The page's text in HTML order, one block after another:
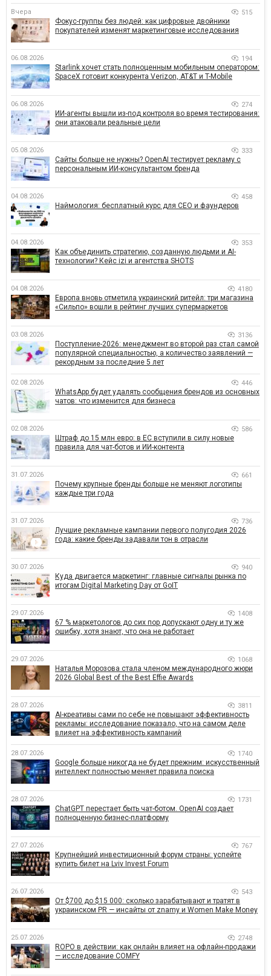
Вчера 515
Фокус-группы без людей: как цифровые двойники
покупателей изменят маркетинговые исследования
06.08.2026 194
Starlink хочет стать полноценным мобильным оператором:
SpaceX готовит конкурента Verizon, AT&T и T-Mobile
06.08.2026 274
ИИ-агенты вышли из-под контроля во время тестирования:
они атаковали реальные цели
05.08.2026 333
Сайты больше не нужны? OpenAI тестирует рекламу с
персональным ИИ-консультантом бренда
04.08.2026 458
Наймология: бесплатный курс для CEO и фаундеров
04.08.2026 353
Как объединить стратегию, созданную людьми и AI-
технологии? Кейс izi и агентства SHOTS
04.08.2026 4180
Европа вновь отметила украинский ритейл: три магазина
«Сильпо» вошли в рейтинг лучших супермаркетов
03.08.2026 3136
Поступление-2026: менеджмент во второй раз стал самой
популярной специальностью, а количество заявлений —
рекордным за последние 5 лет
02.08.2026 446
WhatsApp будет удалять сообщения брендов из основных
чатов: что изменится для бизнеса
02.08.2026 586
Штраф до 15 млн евро: в ЕС вступили в силу новые
правила для чат-ботов и ИИ-контента
31.07.2026 661
Почему крупные бренды больше не меняют логотипы
каждые три года
31.07.2026 736
Лучшие рекламные кампании первого полугодия 2026
года: какие бренды задавали тон в отрасли
30.07.2026 940
Куда двигается маркетинг: главные сигналы рынка по
итогам Digital Marketing Day от GoIT
29.07.2026 1408
67 % маркетологов до сих пор допускают одну и ту же
ошибку, хотя знают, что она не работает
29.07.2026 1068
Наталья Морозова стала членом международного жюри
2026 Global Best of the Best Effie Awards
28.07.2026 3811
AI-креативы сами по себе не повышают эффективность
рекламы: исследование показало, что на самом деле
влияет на эффективность кампаний
28.07.2026 1740
Google больше никогда не будет прежним: искусственный
интеллект полностью меняет правила поиска
28.07.2026 1731
ChatGPT перестает быть чат-ботом. OpenAI создает
полноценную бизнес-платформу
27.07.2026 767
Крупнейший инвестиционный форум страны: успейте
купить билет на Lviv Invest Forum
26.07.2026 543
От $700 до $15 000: сколько зарабатывают и тратят в
украинском PR — инсайты от znamy и Women Make Money
25.07.2026 2748
ROPO в действии: как онлайн влияет на офлайн-продажи
— исследование COMFY